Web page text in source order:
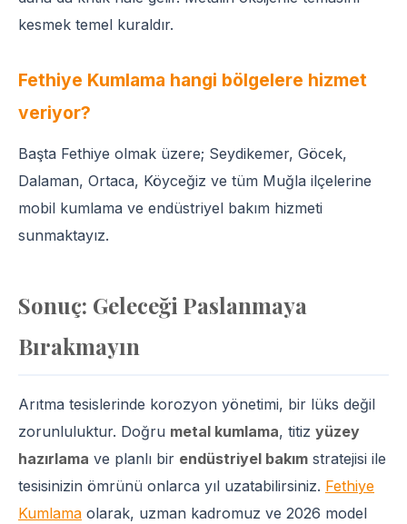
kesmek temel kuraldır.
Fethiye Kumlama hangi bölgelere hizmet
veriyor?
Başta Fethiye olmak üzere; Seydikemer, Göcek,
Dalaman, Ortaca, Köyceğiz ve tüm Muğla ilçelerine
mobil kumlama ve endüstriyel bakım hizmeti
sunmaktayız.
Sonuç: Geleceği Paslanmaya
Bırakmayın
Arıtma tesislerinde korozyon yönetimi, bir lüks değil
zorunluluktur. Doğru metal kumlama, titiz yüzey
hazırlama ve planlı bir endüstriyel bakım stratejisi ile
tesisinizin ömrünü onlarca yıl uzatabilirsiniz. Fethiye
Kumlama olarak, uzman kadromuz ve 2026 model